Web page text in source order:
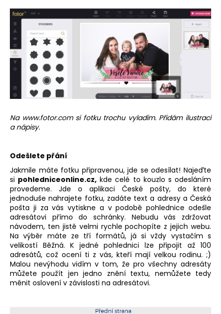
Na www.fotor.comsi fotku trochu vyladím. Přidám ilustraci
a nápisy.
Odešlete přání
Jakmile máte fotku připravenou, jde se odesílat! Najeďte
si pohledniceonline.cz, kde celé to kouzlo s odesláním
provedeme. Jde o aplikaci České pošty, do které
jednoduše nahrajete fotku, zadáte text a adresy a Česká
pošta ji za vás vytiskne a v podobě pohlednice odešle
adresátovi přímo do schránky. Nebudu vás zdržovat
návodem, ten jistě velmi rychle pochopíte z jejich webu.
Na výběr máte ze tří formátů, já si vždy vystačím s
velikostí Běžná. K jedné pohlednici lze připojit až 100
adresátů, což ocení ti z vás, kteří mají velkou rodinu. ;)
Malou nevýhodu vidím v tom, že pro všechny adresáty
můžete použít jen jedno znění textu, nemůžete tedy
měnit oslovení v závislosti na adresátovi.
-
OCELOVÉ
SRDCE
950
Kč